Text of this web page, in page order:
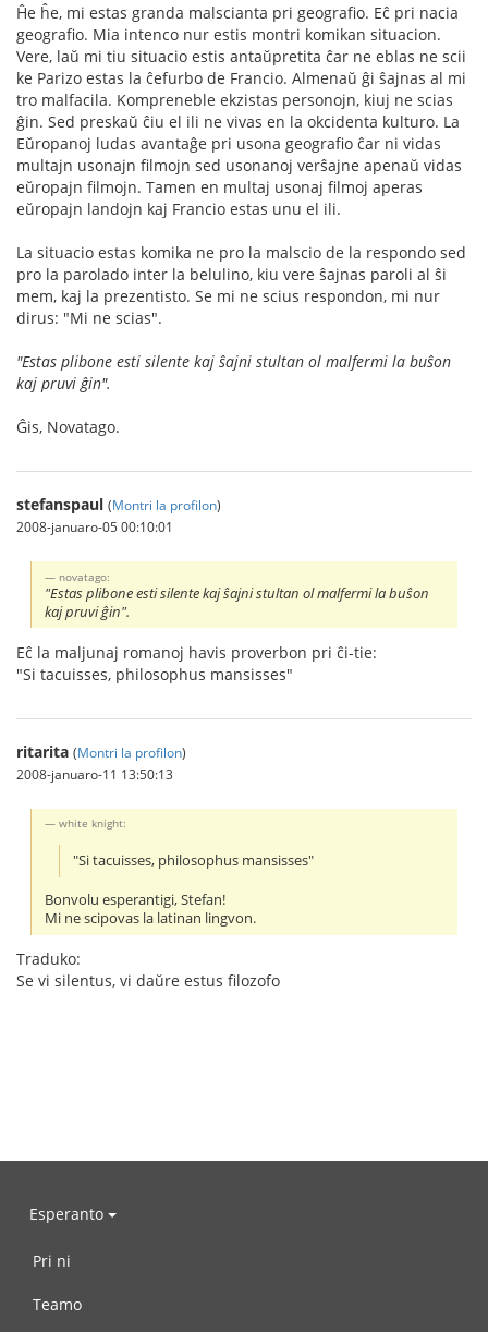
Ĥe ĥe, mi estas granda malscianta pri geografio. Eĉ pri nacia
geografio. Mia intenco nur estis montri komikan situacion.
Vere, laŭ mi tiu situacio estis antaŭpretita ĉar ne eblas ne scii
ke Parizo estas la ĉefurbo de Francio. Almenaŭ ĝi ŝajnas al mi
tro malfacila. Kompreneble ekzistas personojn, kiuj ne scias
ĝin. Sed preskaŭ ĉiu el ili ne vivas en la okcidenta kulturo. La
Eŭropanoj ludas avantaĝe pri usona geografio ĉar ni vidas
multajn usonajn filmojn sed usonanoj verŝajne apenaŭ vidas
eŭropajn filmojn. Tamen en multaj usonaj filmoj aperas
eŭropajn landojn kaj Francio estas unu el ili.
La situacio estas komika ne pro la malscio de la respondo sed
pro la parolado inter la belulino, kiu vere ŝajnas paroli al ŝi
mem, kaj la prezentisto. Se mi ne scius respondon, mi nur
dirus: "Mi ne scias".
"Estas plibone esti silente kaj ŝajni stultan ol malfermi la buŝon
kaj pruvi ĝin".
Ĝis, Novatago.
stefanspaul (Montri la profilon)
2008-januaro-05 00:10:01
novatago:
"Estas plibone esti silente kaj ŝajni stultan ol malfermi la buŝon
kaj pruvi ĝin".
Eĉ la maljunaj romanoj havis proverbon pri ĉi-tie:
"Si tacuisses, philosophus mansisses"
ritarita (Montri la profilon)
2008-januaro-11 13:50:13
white knight:
"Si tacuisses, philosophus mansisses"
Bonvolu esperantigi, Stefan!
Mi ne scipovas la latinan lingvon.
Traduko:
Se vi silentus, vi daŭre estus filozofo
Esperanto
Pri ni
Teamo